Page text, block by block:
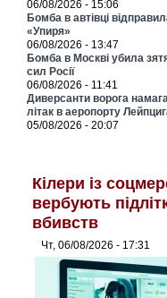
06/08/2026 - 15:06
Бомба в автівці
«Упиря»
06/08/2026 - 13:47
Бомба в Москві убила
сил Росії
06/08/2026 - 11:41
Диверсанти ворога
літак в аеропорту
05/08/2026 - 20:07
Кілери із
вербують
вбивств
Чт, 06/08/2026 - 17:31